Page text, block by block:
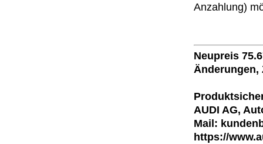
Anzahlung)
Neupreis
Änderungen,
AUDI AG,
Mail:
https://